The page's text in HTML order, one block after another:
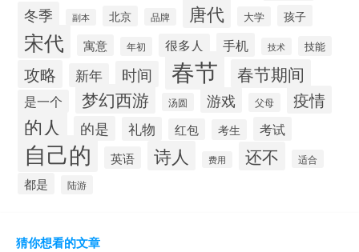
冬季 副本 北京 品牌 唐代 大学 孩子
宋代 寓意 年初 很多人 手机 技术 技能
攻略 新年 时间 春节 春节期间
是一个 梦幻西游 汤圆 游戏 父母 疫情
的人 的是 礼物 红包 考生 考试
自己的 英语 诗人 费用 还不 适合
都是 陆游
猜你想看的文章